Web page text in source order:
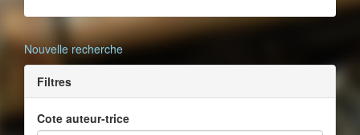
Nouvelle recherche
Filtres
Cote auteur-trice